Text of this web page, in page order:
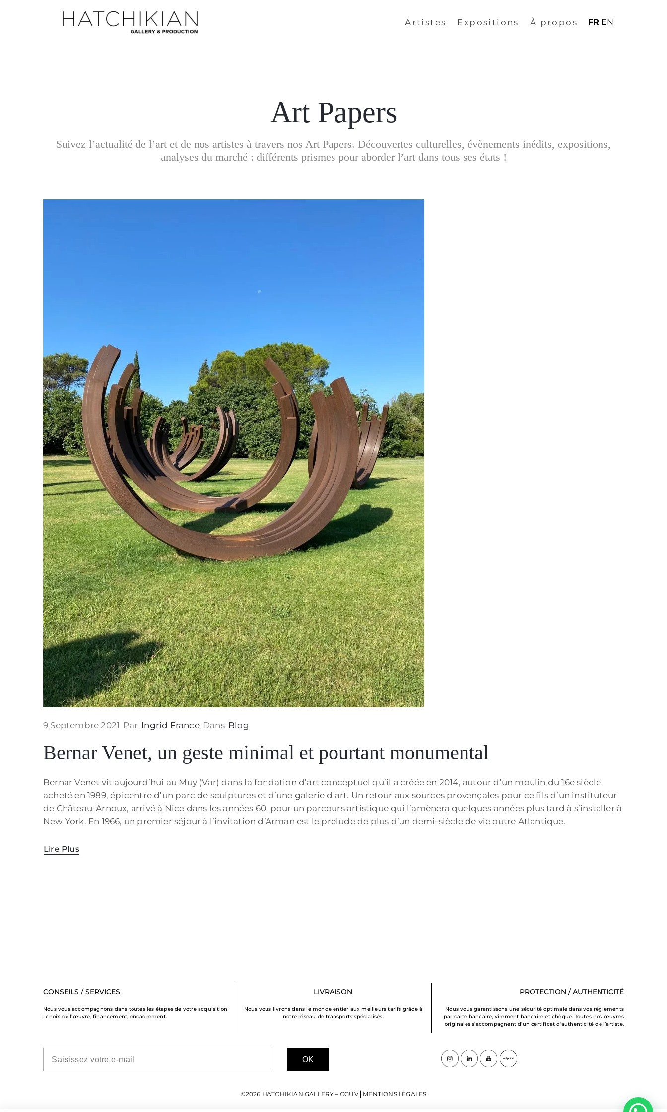
Artistes Expositions À propos FR EN
Art Papers
Suivez l’actualité de l’art et de nos artistes à travers nos Art Papers. Découvertes culturelles, évènements inédits, expositions,
analyses du marché : différents prismes pour aborder l’art dans tous ses états !
9 Septembre 2021 Par Ingrid France Dans Blog
Bernar Venet, un geste minimal et pourtant monumental
Bernar Venet vit aujourd’hui au Muy (Var) dans la fondation d’art conceptuel qu’il a créée en 2014, autour d’un moulin du 16e siècle
acheté en 1989, épicentre d’un parc de sculptures et d’une galerie d’art. Un retour aux sources provençales pour ce fils d’un instituteur
de Château-Arnoux, arrivé à Nice dans les années 60, pour un parcours artistique qui l’amènera quelques années plus tard à s’installer à
New York. En 1966, un premier séjour à l’invitation d’Arman est le prélude de plus d’un demi-siècle de vie outre Atlantique.
Lire Plus
CONSEILS / SERVICES
Nous vous accompagnons dans toutes les étapes de votre acquisition
: choix de l’œuvre, financement, encadrement.
LIVRAISON
Nous vous livrons dans le monde entier aux meilleurs tarifs grâce à
notre réseau de transports spécialisés.
PROTECTION / AUTHENTICITÉ
Nous vous garantissons une sécurité optimale dans vos règlements
par carte bancaire, virement bancaire et chèque. Toutes nos œuvres
originales s’accompagnent d’un certificat d’authenticité de l’artiste.
OK
©2026 HATCHIKIAN GALLERY – CGUV⎜ MENTIONS LÉGALES